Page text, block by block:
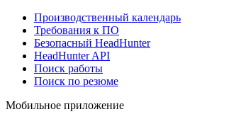
Производственный календарь
Требования к ПО
Безопасный HeadHunter
HeadHunter API
Поиск работы
Поиск по резюме
Мобильное приложение